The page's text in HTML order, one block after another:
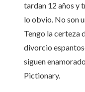
tardan 12 años y
lo obvio. No son
Tengo la certeza
divorcio
siguen
Pictionary.